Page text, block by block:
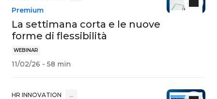
WEBINAR
La settimana corta e le nuove
forme di flessibilità
Premium
11/02/26 - 58 min
HR INNOVATION …